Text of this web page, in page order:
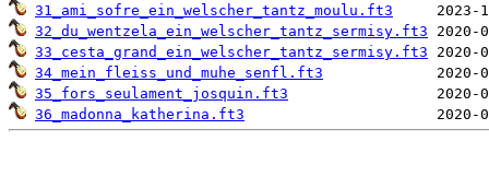
31_ami_sofre_ein_welscher_tantz_moulu.ft3
32_du_wentzela_ein_welscher_tantz_sermisy.ft3
33_cesta_grand_ein_welscher_tantz_sermisy.ft3
34_mein_fleiss_und_muhe_senfl.ft3
35_fors_seulament_josquin.ft3
36_madonna_katherina.ft3